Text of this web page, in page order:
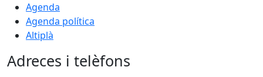
Agenda
Agenda política
Altiplà
Adreces i telèfons